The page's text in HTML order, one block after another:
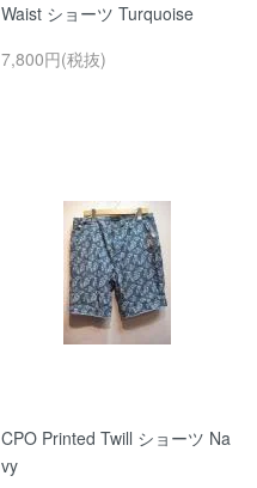
Waist ショーツ Turquoise
7,800円(税抜)
CPO Printed Twill ショーツ Na
vy